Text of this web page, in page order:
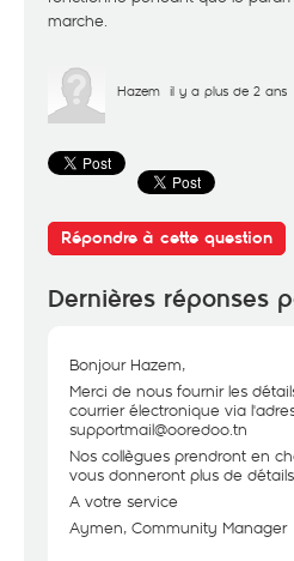
marche.
Hazem il y a plus de 2 ans
Répondre à cette question
Dernières réponses
Bonjour Hazem,
Merci de nous fournir les
courrier électronique via
supportmail@ooredoo.tn
Nos collègues prendront en
vous donneront plus de
A votre service
Aymen, Community Manager